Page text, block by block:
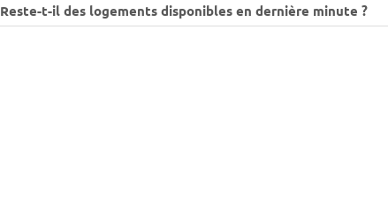
Reste-t-il des logements disponibles en dernière minute ?